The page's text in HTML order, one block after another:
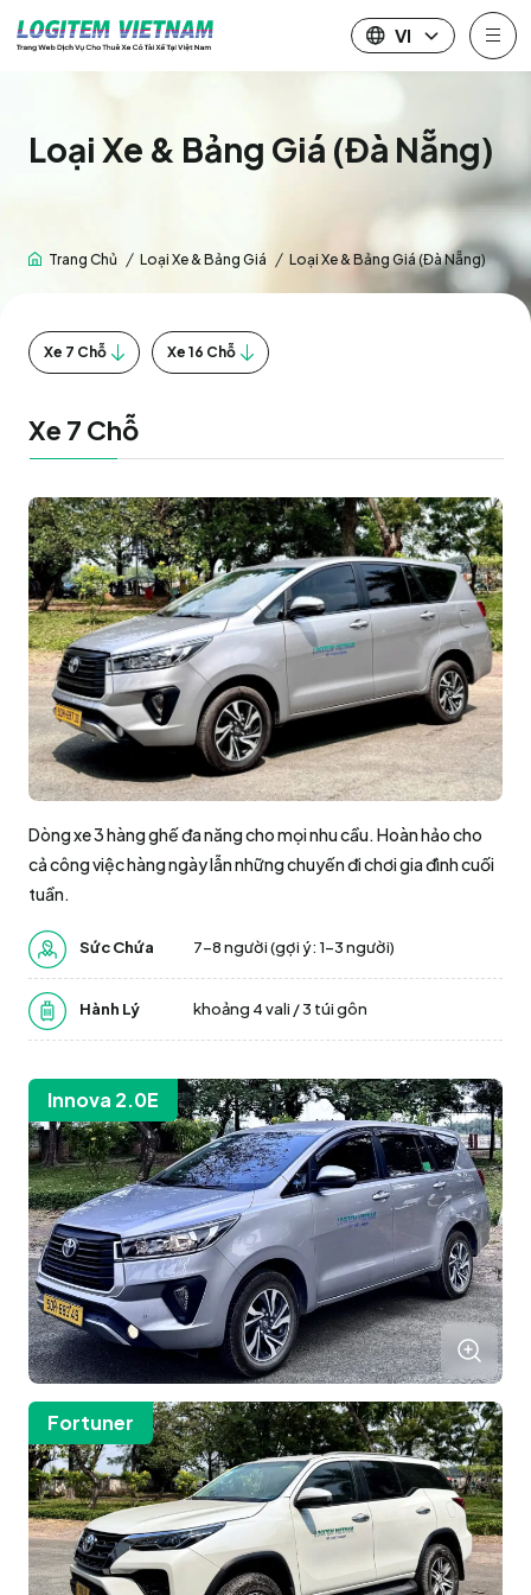
VI
EN
VI
Loại Xe & Bảng Giá (Đà Nẵng)
Trang Chủ Loại Xe & Bảng Giá Loại Xe & Bảng Giá (Đà Nẵng)
Xe 7 Chỗ Xe 16 Chỗ
Xe 7 Chỗ
Dòng xe 3 hàng ghế đa năng cho mọi nhu cầu. Hoàn hảo cho
cả công việc hàng ngày lẫn những chuyến đi chơi gia đình cuối
tuần.
Sức Chứa 7-8 người (gợi ý: 1–3 người)
Hành Lý khoảng 4 vali / 3 túi gôn
Innova 2.0E
Fortuner